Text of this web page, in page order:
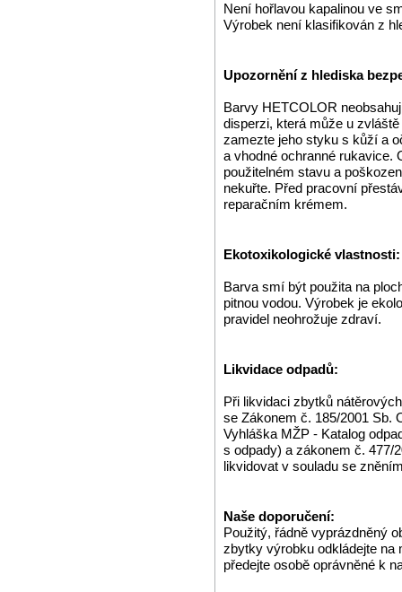
Není hořlavou kapalinou ve
Výrobek není klasifikován z
Upozornění z hlediska
Barvy HETCOLOR
disperzi, která může u
zamezte jeho styku s kůží a
a vhodné ochranné rukavice.
použitelném stavu a
nekuřte. Před pracovní
reparačním krémem.
Ekotoxikologické vlastnosti:
Barva smí být použita na
pitnou vodou. Výrobek je
pravidel neohrožuje zdraví.
Likvidace odpadů:
Při likvidaci zbytků
se Zákonem č. 185/2001 Sb.
Vyhláška MŽP - Katalog
s odpady) a zákonem č. 477/
likvidovat v souladu se
Naše doporučení:
Použitý, řádně vyprázdněný
zbytky výrobku odkládejte na
předejte osobě oprávněné k